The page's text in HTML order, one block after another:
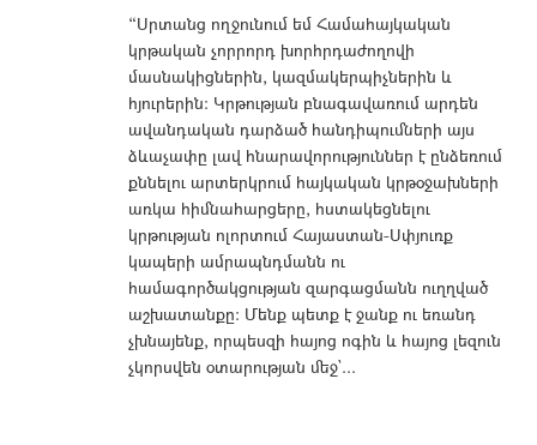
“Սրտանց ողջունում եմ Համահայկական
կրթական չորրորդ խորհրդաժողովի
մասնակիցներին, կազմակերպիչներին և
հյուրերին: Կրթության բնագավառում արդեն
ավանդական դարձած հանդիպումների այս
ձևաչափը լավ հնարավորություններ է ընձեռում
քննելու արտերկրում հայկական կրթօջախների
առկա հիմնահարցերը, հստակեցնելու
կրթության ոլորտում Հայաստան-Սփյուռք
կապերի ամրապնդմանն ու
համագործակցության զարգացմանն ուղղված
աշխատանքը: Մենք պետք է ջանք ու եռանդ
չխնայենք, որպեսզի հայոց ոգին և հայոց լեզուն
չկորսվեն օտարության մեջ`...